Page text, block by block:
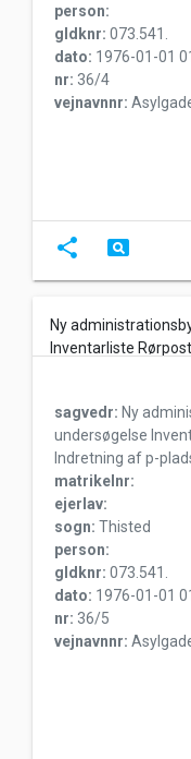
person:
gldknr: 073.541.
dato: 1976-01-01
nr: 36/4
vejnavnnr:
share pageview
Ny
Inventarliste
sagvedr: Ny
undersøgelse
Indretning af p-
matrikelnr:
ejerlav:
sogn: Thisted
person:
gldknr: 073.541.
dato: 1976-01-01
nr: 36/5
vejnavnnr: